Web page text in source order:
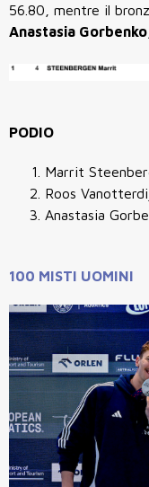
56.80 , mentre il
Anastasia Gorbenko
PODIO
Marrit
Roos
Anastasia
100 MISTI UOMINI